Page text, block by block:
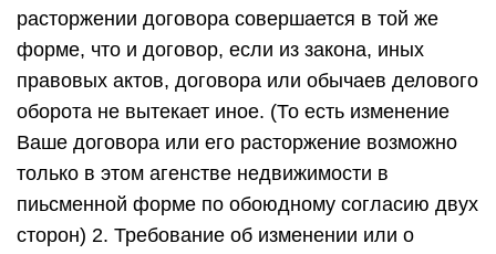
расторжении договора совершается в той же
форме, что и договор, если из закона, иных
правовых актов, договора или обычаев делового
оборота не вытекает иное. (То есть изменение
Ваше договора или его расторжение возможно
только в этом агенстве недвижимости в
пиьсменной форме по обоюдному согласию двух
сторон) 2. Требование об изменении или о